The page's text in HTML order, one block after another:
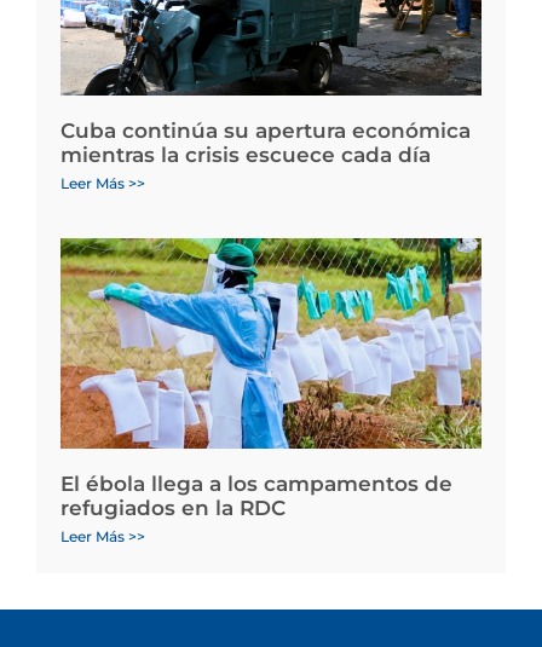
Cuba continúa su apertura económica
mientras la crisis escuece cada día
Leer Más >>
El ébola llega a los campamentos de
refugiados en la RDC
Leer Más >>